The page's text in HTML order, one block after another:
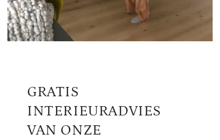
GRATIS
INTERIEURADVIES
VAN ONZE